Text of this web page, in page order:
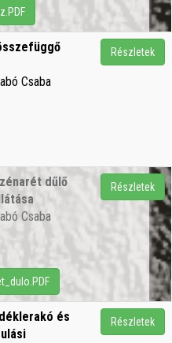
Csaba
Részletek
dűlő
Csaba
Részletek
és
Részletek